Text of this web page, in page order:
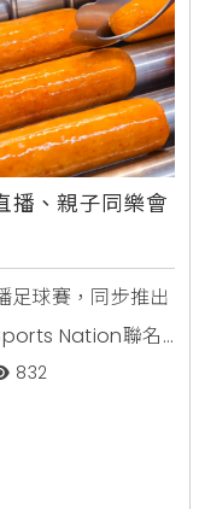
播、親子同樂會
足球賽，同步推出
Nation聯名
暑期好鄰居同樂
可就近購買eSIM
832